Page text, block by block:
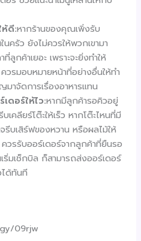
ห้ดี:หากร้านของคุณเพิ่งรับ
นครัว ยังไม่ควรให้พวกเขามา
ลูกค้าเยอะ เพราะจะยิ่งทำให้
วรมอบหมายหน้าที่อย่างอื่นให้ทำ
าจัดการเรื่องอาหารแทน
เดอร์ให้ไว:หากมีลูกค้ารอคิวอยู่
เคลียร์โต๊ะให้เร็ว หากโต๊ะไหนที่มี
รีบเสิร์ฟของหวาน หรือผลไม้ให้
วรรับออร์เดอร์จากลูกค้าที่ยืนรอ
ริ่มเช็กบิล ก็สามารถส่งออร์เดอร์
ได้ทันที
09rjw